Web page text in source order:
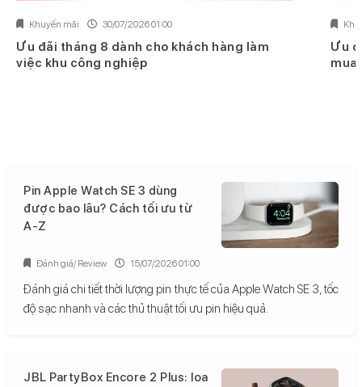
Khuyến mãi 30/07/2026 01:00
Ưu đãi tháng 8 dành cho khách hàng làm
việc khu công nghiệp
Ưu
mua
Pin Apple Watch SE 3 dùng
được bao lâu? Cách tối ưu từ
A-Z
Đánh giá chi tiết thời lượng pin thực tế của Apple Watch SE 3, tốc
độ sạc nhanh và các thủ thuật tối ưu pin hiệu quả.
Đánh giá/ Review 15/07/2026 01:00
JBL PartyBox Encore 2 Plus: loa